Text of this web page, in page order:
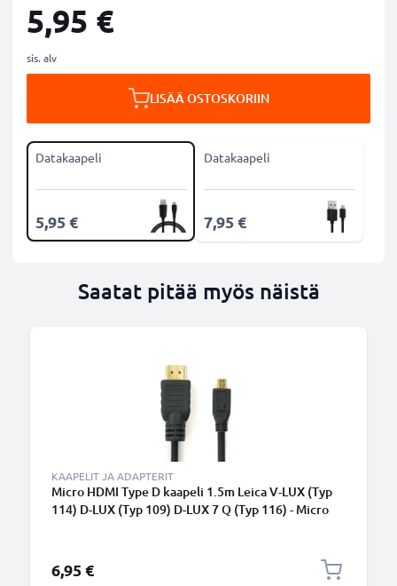
5,95 €
sis. alv
LISÄÄ OSTOSKORIIN
Datakaapeli
5,95 €
Datakaapeli
7,95 €
Saatat pitää myös näistä
KAAPELIT JA ADAPTERIT
Micro HDMI Type D kaapeli 1.5m Leica V-LUX (Typ
114) D-LUX (Typ 109) D-LUX 7 Q (Typ 116) - Micro
6,95 €